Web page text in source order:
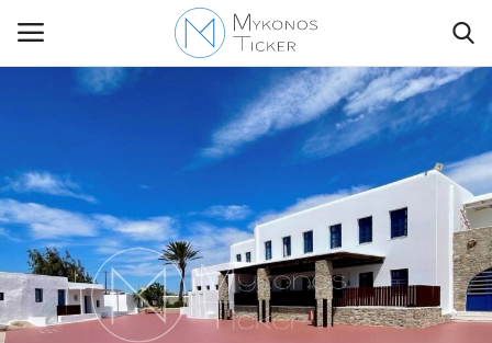
Contact Us
Politique
Business